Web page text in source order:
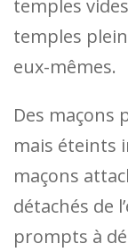
temples
temples
eux-mêmes.
Des maçons
mais éteints
maçons
détachés de
prompts à